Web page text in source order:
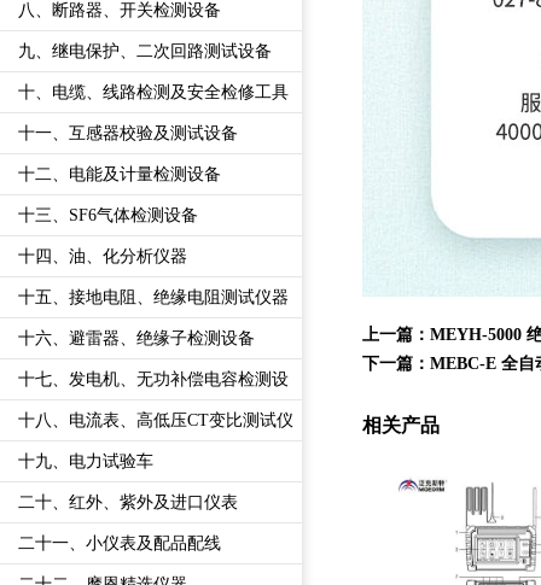
八、断路器、开关检测设备
九、继电保护、二次回路测试设备
十、电缆、线路检测及安全检修工具
十一、互感器校验及测试设备
十二、电能及计量检测设备
十三、SF6气体检测设备
十四、油、化分析仪器
十五、接地电阻、绝缘电阻测试仪器
十六、避雷器、绝缘子检测设备
十七、发电机、无功补偿电容检测设
十八、电流表、高低压CT变比测试仪
十九、电力试验车
二十、红外、紫外及进口仪表
二十一、小仪表及配品配线
上一篇： MEYH-5000
下一篇： MEBC-E 全自
相关产品